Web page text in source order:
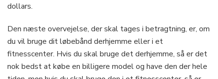
dollars.
Den næste overvejelse, der skal tages i betragtning, er, om
du vil bruge dit løbebånd derhjemme eller i et
fitnesscenter. Hvis du skal bruge det derhjemme, så er det
nok bedst at købe en billigere model og have den der hele